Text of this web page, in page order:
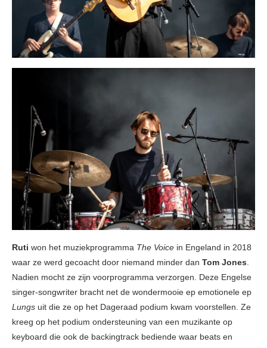
Ruti won het muziekprogramma The Voice in Engeland in 2018
waar ze werd gecoacht door niemand minder dan Tom Jones
Nadien mocht ze zijn voorprogramma verzorgen. Deze Engelse
singer-songwriter bracht net de wondermooie ep emotionele ep
Lungs uit die ze op het Dageraad podium kwam voorstellen. Ze
kreeg op het podium ondersteuning van een muzikante op
keyboard die ook de backingtrack bediende waar beats en